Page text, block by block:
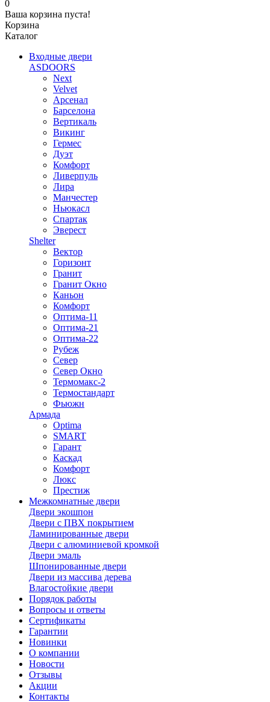
0
Ваша корзина пуста!
Корзина
Каталог
Входные двери
ASDOORS
Next
Velvet
Арсенал
Барселона
Вертикаль
Викинг
Гермес
Дуэт
Комфорт
Ливерпуль
Лира
Манчестер
Ньюкасл
Спартак
Эверест
Shelter
Вектор
Горизонт
Гранит
Гранит Окно
Каньон
Комфорт
Оптима-11
Оптима-21
Оптима-22
Рубеж
Север
Север Окно
Термомакс-2
Термостандарт
Фьюжн
Армада
Optima
SMART
Гарант
Каскад
Комфорт
Люкс
Престиж
Межкомнатные двери
Двери экошпон
Двери с ПВХ покрытием
Ламинированные двери
Двери с алюминиевой кромкой
Двери эмаль
Шпонированные двери
Двери из массива дерева
Влагостойкие двери
Порядок работы
Вопросы и ответы
Сертификаты
Гарантии
Новинки
О компании
Новости
Отзывы
Акции
Контакты